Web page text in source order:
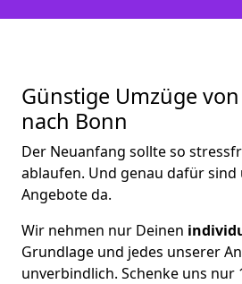
Günstige Umzüge
nach Bonn
Der Neuanfang sollte so
ablaufen. Und genau dafür sind
Angebote da.
Wir nehmen nur Deinen
Grundlage und jedes unserer
unverbindlich. Schenke uns nur